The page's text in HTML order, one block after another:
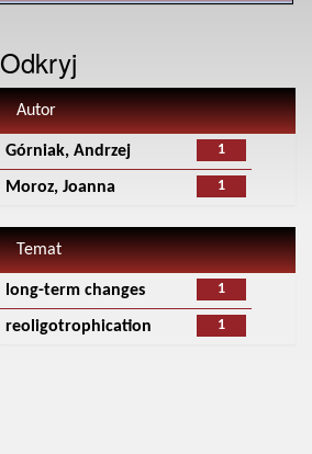
Odkryj
Autor
1
Górniak, Andrzej
1
Moroz, Joanna
Temat
1
long-term changes
1
reoligotrophication